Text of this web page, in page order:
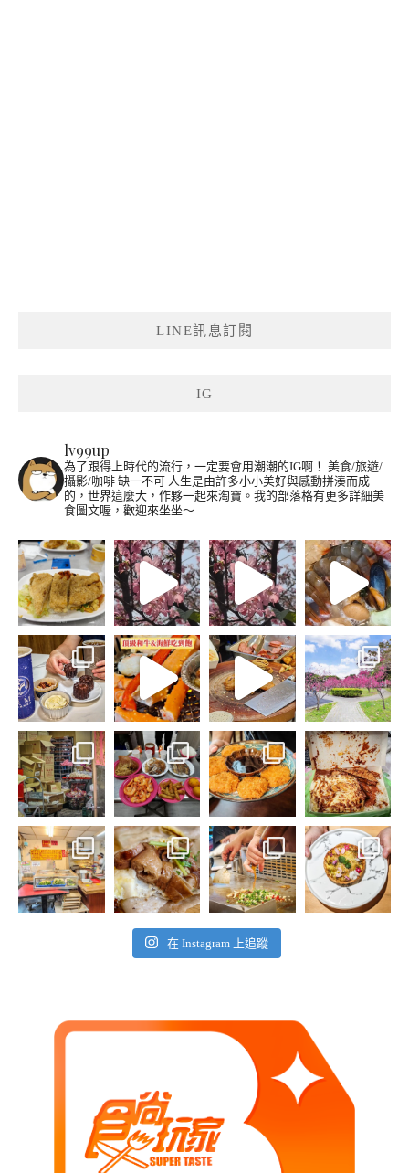
LINE訊息訂閱
IG
lv99up
為了跟得上時代的流行，一定要會用潮潮的IG啊！ 美食/旅遊/
攝影/咖啡 缺一不可 人生是由許多小小美好與感動拼湊而成
的，世界這麼大，作夥一起來淘寶。我的部落格有更多詳細美
食圖文喔，歡迎來坐坐～
在 Instagram 上追蹤